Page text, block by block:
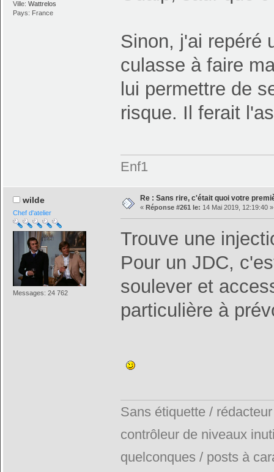
Ville:Wattrelos
Pays: France
Sinon, j'ai repéré
culasse à faire
lui permettre de
risque. Il ferait
Enf1
wilde
Chef d'atelier
Messages: 24 762
Re : Sans rire, c'était quoi votre
« Réponse #261 le: 14 Mai 2019, 12:19:40 »
Trouve une
Pour un JDC,
soulever et
particulière à
Sans étiquette /
contrôleur de niveaux
quelconques / posts à